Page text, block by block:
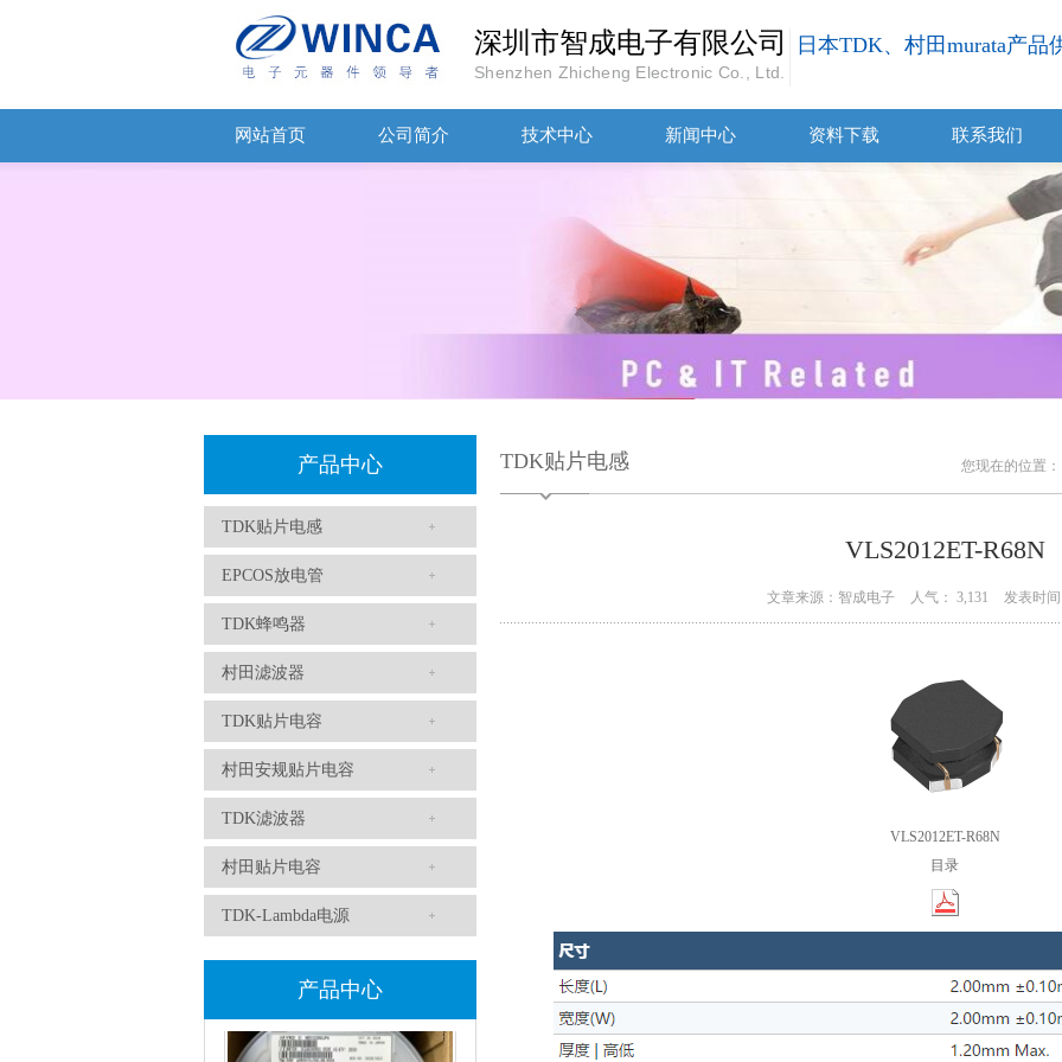
深圳市智成电子有限公司
Shenzhen Zhicheng Electronic Co., Ltd.
日本TDK、村田murata产品
网站首页 公司简介 技术中心 新闻中心 资料下载 联系我们
产品中心
TDK贴片电感
EPCOS放电管
TDK蜂鸣器
村田滤波器
TDK贴片电容
村田安规贴片电容
TDK滤波器
村田贴片电容
TDK-Lambda电源
产品中心
TDK贴片电感 您现在的位置：
VLS2012ET-R68N
文章来源：智成电子 人气： 3,131 发表时
VLS2012ET-R68N
目录